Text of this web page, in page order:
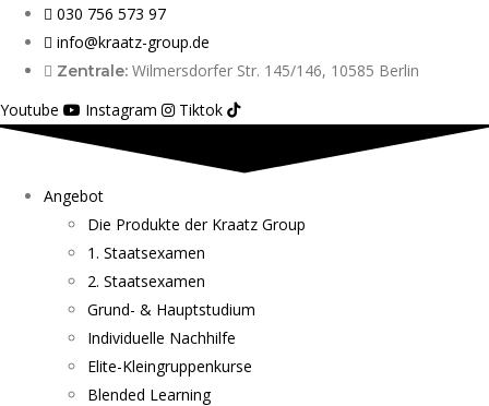
030 756 573 97
info@kraatz-group.de
Zentrale: Wilmersdorfer Str. 145/146, 10585 Berlin
Youtube
Instagram Tiktok
Angebot
Die Produkte der Kraatz Group
1. Staatsexamen
2. Staatsexamen
Grund- & Hauptstudium
Individuelle Nachhilfe
Elite-Kleingruppenkurse
Blended Learning